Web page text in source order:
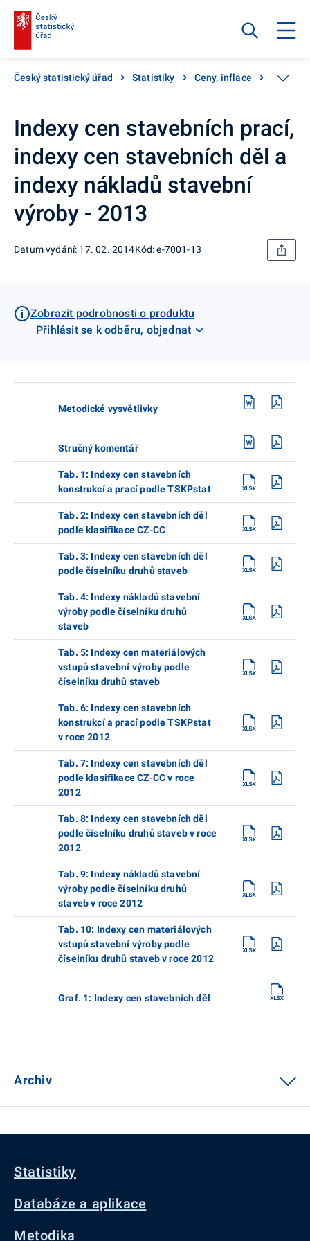
Český statistický úřad Statistiky Ceny, inflace Ceny
Indexy cen stavebních prací,
indexy cen stavebních děl a
indexy nákladů stavební
výroby - 2013
Datum vydání: 17. 02. 2014Kód: e-7001-13
Zobrazit podrobnosti o produktu
Přihlásit se k odběru, objednat
Metodické vysvětlivky
Stručný komentář
Tab. 1: Indexy cen stavebních
konstrukcí a prací podle TSKPstat
Tab. 2: Indexy cen stavebních děl
podle klasifikace CZ-CC
Tab. 3: Indexy cen stavebních děl
podle číselníku druhů staveb
Tab. 4: Indexy nákladů stavební
výroby podle číselníku druhů
staveb
Tab. 5: Indexy cen materiálových
vstupů stavební výroby podle
číselníku druhů staveb
Tab. 6: Indexy cen stavebních
konstrukcí a prací podle TSKPstat
v roce 2012
Tab. 7: Indexy cen stavebních děl
podle klasifikace CZ-CC v roce
2012
Tab. 8: Indexy cen stavebních děl
podle číselníku druhů staveb v roce
2012
Tab. 9: Indexy nákladů stavební
výroby podle číselníku druhů
staveb v roce 2012
Tab. 10: Indexy cen materiálových
vstupů stavební výroby podle
číselníku druhů staveb v roce 2012
Graf. 1: Indexy cen stavebních děl
Archiv
Statistiky
Databáze a aplikace
Metodika